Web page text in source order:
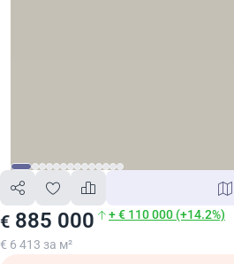
€ 885 000 + € 110 000 (+14.2%)
€ 6 413 за м²